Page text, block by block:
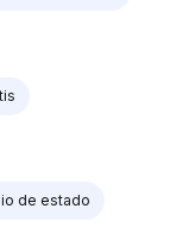
de estado